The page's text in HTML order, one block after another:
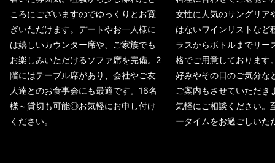
ころにございますのでゆっくりとお寛
ぎいただけます。デートやお一人様に
は嬉しいカウンター席や、ご家族でも
お楽しみいただけるソファ席を完備。2
階にはテーブル席があり、会社やご友
人達とのお食事会にも最適です。16名
様～貸切も可能◎お気軽にお申し付け
ください。
女性に人気のサングリア
はないワインリストなど
ラスからボトルまでリー
格でご用意しております
好みやその日のご気分な
ご案内もさせていただき
気軽にご相談ください。
ータイムをお過ごしいた